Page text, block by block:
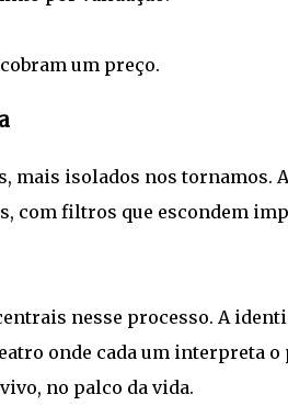
um preço.
mais isolados nos tornamos.
com filtros que escondem
nesse processo. A
onde cada um interpreta o
no palco da vida.